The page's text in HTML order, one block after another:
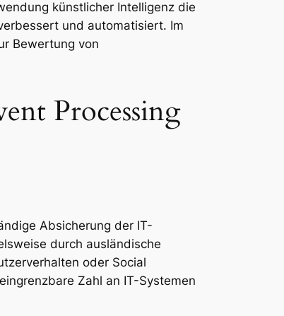
künstlicher Intelligenz die
und automatisiert. Im
Bewertung von
Processing
Absicherung der IT-
durch ausländische
oder Social
Zahl an IT-Systemen